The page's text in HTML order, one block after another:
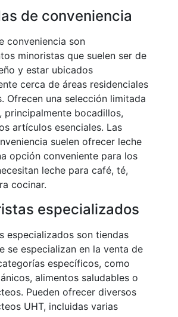
de conveniencia
conveniencia son
minoristas que suelen ser de
y estar ubicados
cerca de áreas residenciales
Ofrecen una selección limitada
principalmente bocadillos,
artículos esenciales. Las
suelen ofrecer leche
opción conveniente para los
leche para café, té,
cocinar.
especializados
especializados son tiendas
se especializan en la venta de
específicos, como
alimentos saludables o
Pueden ofrecer diversos
UHT, incluidas varias